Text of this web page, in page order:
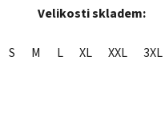
Velikosti skladem:
S M L XL XXL 3XL